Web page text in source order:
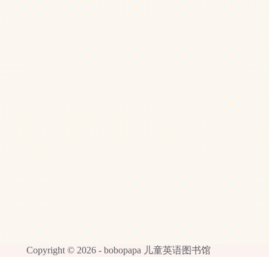
Copyright © 2026 - bobopapa 儿童英语图书馆